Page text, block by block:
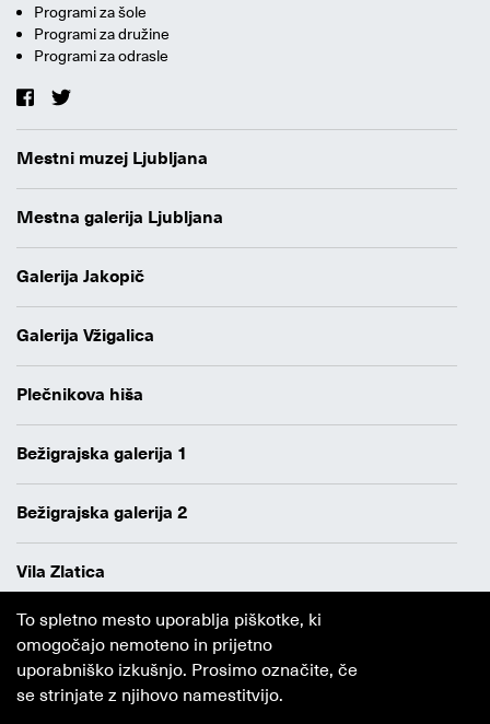
Programi za šole
Programi za družine
Programi za odrasle
Mestni muzej Ljubljana
Mestna galerija Ljubljana
Galerija Jakopič
Galerija Vžigalica
Plečnikova hiša
Bežigrajska galerija 1
Bežigrajska galerija 2
Vila Zlatica
Varstvo osebnih podatkov
Avtorji
Obvestilo o piškotkih
To spletno mesto uporablja piškotke, ki
omogočajo nemoteno in prijetno
uporabniško izkušnjo. Prosimo označite, če
se strinjate z njihovo namestitvijo.